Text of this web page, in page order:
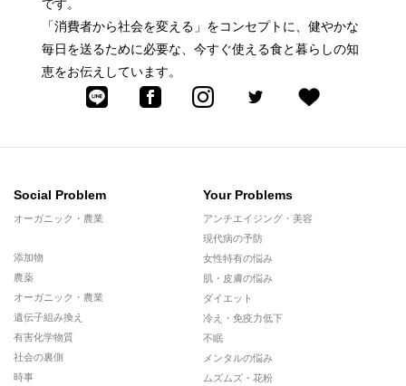
です。
「消費者から社会を変える」をコンセプトに、健やかな
毎日を送るために必要な、今すぐ使える食と暮らしの知
恵をお伝えしています。
Social Problem
オーガニック・農業
添加物
農薬
オーガニック・農業
遺伝子組み換え
有害化学物質
社会の裏側
時事
Your Problems
アンチエイジング・美容
現代病の予防
女性特有の悩み
肌・皮膚の悩み
ダイエット
冷え・免疫力低下
不眠
メンタルの悩み
ムズムズ・花粉